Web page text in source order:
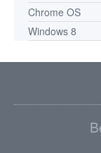
Chrome OS
Windows 8